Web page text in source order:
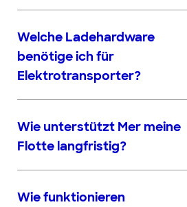
Welche Ladehardware
benötige ich für
Elektrotransporter?
Wie unterstützt Mer meine
Flotte langfristig?
Wie funktionieren